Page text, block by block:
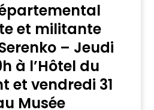
et militante
– Jeudi
à l’Hôtel du
et vendredi 31
Musée